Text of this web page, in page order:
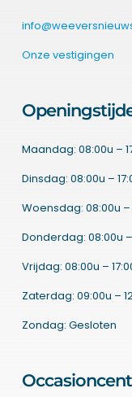
Onze vestigingen
Maandag: 08:00u –
Dinsdag: 08:00u –
Woensdag: 08:00u –
Donderdag: 08:00u –
Vrijdag: 08:00u –
Zaterdag: 09:00u –
Zondag: Gesloten